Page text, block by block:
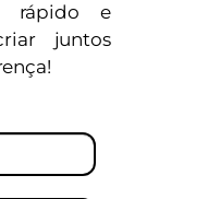
rápido e
juntos